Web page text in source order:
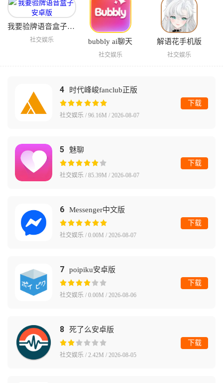
我要验牌语音盒子安卓版
社交娱乐 bubbly ai聊天
社交娱乐
解语花手机版
社交娱乐
4 时代峰峻fanclub正版
社交娱乐 / 96.16M / 2026-08-07
下载
5 魅聊
社交娱乐 / 85.39M / 2026-08-07
下载
6 Messenger中文版
社交娱乐 / 0.00M / 2026-08-07
下载
7 poipiku安卓版
社交娱乐 / 0.00M / 2026-08-06
下载
8 死了么安卓版
社交娱乐 / 2.42M / 2026-08-05
下载